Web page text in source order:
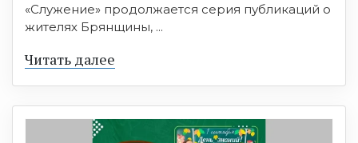
«Служение» продолжается серия публикаций о
жителях Брянщины, ...
Читать далее